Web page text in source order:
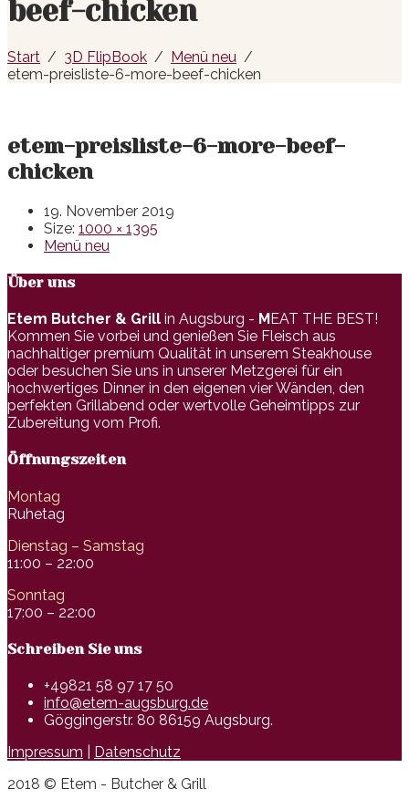
beef-chicken
Start 3D FlipBook
Menü neu
etem-preisliste-6-more-beef-chicken
etem-preisliste-6-more-beef-
chicken
19. November 2019
Size: 1000 × 1395
Menü neu
Über uns
Etem Butcher & Grill in Augsburg - MEAT THE BEST!
Kommen Sie vorbei und genießen Sie Fleisch aus
nachhaltiger premium Qualität in unserem Steakhouse
oder besuchen Sie uns in unserer Metzgerei für ein
hochwertiges Dinner in den eigenen vier Wänden, den
perfekten Grillabend oder wertvolle Geheimtipps zur
Zubereitung vom Profi.
Öffnungszeiten
Montag
Ruhetag
Dienstag – Samstag
11:00 – 22:00
Sonntag
17:00 – 22:00
Schreiben Sie uns
+49821 58 97 17 50
info@etem-augsburg.de
Göggingerstr. 80 86159 Augsburg.
Impressum
Datenschutz
2018 © Etem - Butcher & Grill